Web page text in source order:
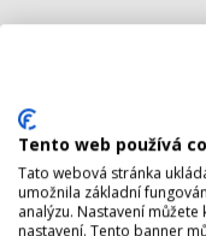
Tento web používá
Tato webová stránka
umožnila základní
analýzu. Nastavení
nastavení. Tento banner